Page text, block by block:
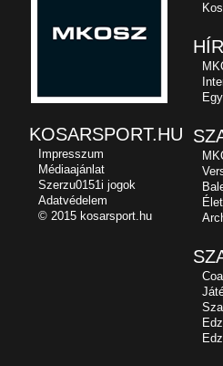
KOSARSPORT.HU
Impresszum
Médiaajánlat
Szerzu0151i jogok
Adatvédelem
© 2015 kosarsport.hu